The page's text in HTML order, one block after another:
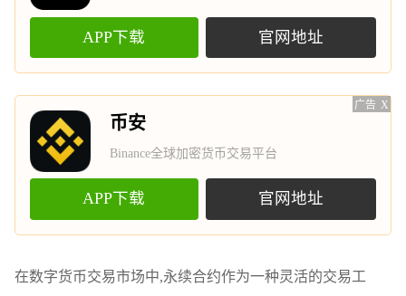
APP下载 官网地址
广告 X
币安
Binance全球加密货币交易平台
APP下载 官网地址
在数字货币交易市场中,永续合约作为一种灵活的交易工